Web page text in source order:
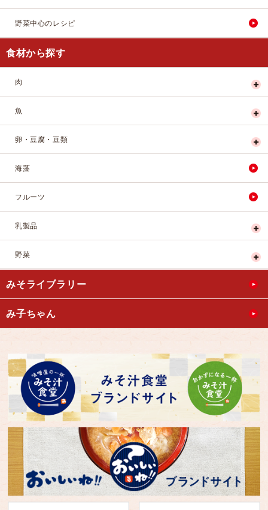
野菜中心のレシピ
食材から探す
肉
魚
卵・豆腐・豆類
海藻
フルーツ
乳製品
野菜
みそライブラリー
み子ちゃん